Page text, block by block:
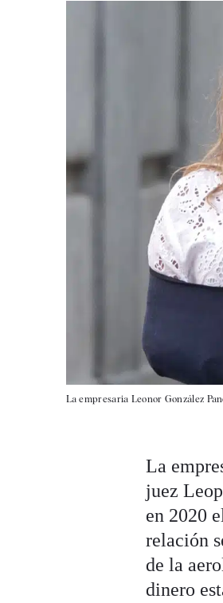
La empresaria Leonor González
La
juez
en 2020
relación
de la
dinero